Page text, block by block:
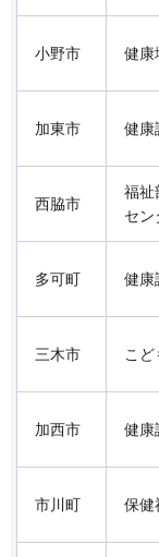
小野市 健康
加東市 健康
西脇市
福祉
セン
多可町 健康
三木市 こど
加西市 健康
市川町 保健